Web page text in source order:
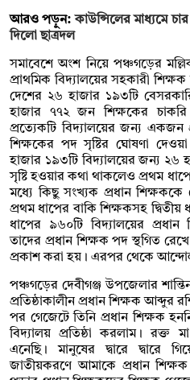
আরও পড়ুন:কাউন্সিলের মাধ্যমে
দিলো ছাত্রদল
সমাবেশে অংশ নিয়ে পঞ্চগড়ের
প্রাথমিক বিদ্যালয়ের সহকারী
দেশের ২৬ হাজার ১৯৩টি
হাজার ৭৭২ জন শিক্ষকের
প্রত্যেকটি বিদ্যালয়ের জন্য একজন
শিক্ষকের পদ সৃষ্টির ঘোষণা
হাজার ১৯৩টি বিদ্যালয়ের জন্য ২৬
সৃষ্টি হওয়ার কথা থাকলেও প্রথম
মধ্যে কিছু সংখ্যক প্রধান শিক্ষককে
প্রথম ধাপের বাকি শিক্ষকসহ
ধাপের ৯৬০টি বিদ্যালয়ের প্রধান
তাদের প্রধান শিক্ষক পদ স্থগিত
প্রকাশ করা হয়। এরপর থেকে
পঞ্চগড়ের দেবীগঞ্জ উপজেলার
প্রতিষ্ঠাকালীন প্রধান শিক্ষক আব্দুর
পর গেজেটে তিনি প্রধান শিক্ষক
বিদ্যালয় প্রতিষ্ঠা করলাম। রক্ত
এনেছি। মানুষের দ্বারে দ্বারে
জাতীয়করণে আমাকে প্রধান